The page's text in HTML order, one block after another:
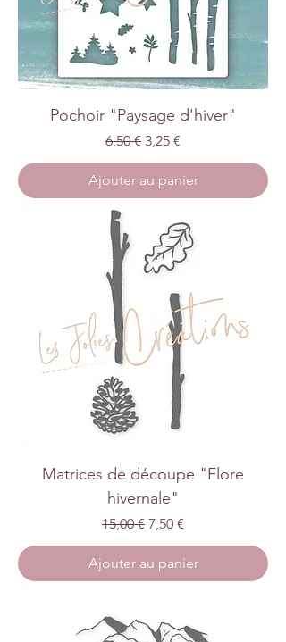
Pochoir "Paysage d'hiver"
Prix original
6,50 € Prix promotionnel
3,25 €
Ajouter au panier
Matrices de découpe "Flore
hivernale"
Prix original
15,00 € Prix promotionnel
7,50 €
Ajouter au panier